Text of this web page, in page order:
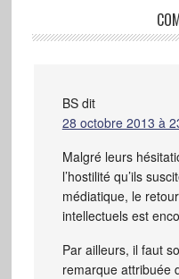
BS dit
28 octobre 2013 à
Malgré leurs
l’hostilité qu’ils
médiatique, le
intellectuels est
Par ailleurs, il faut
remarque attribuée